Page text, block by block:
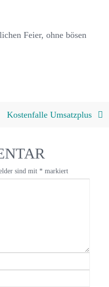
Feier, ohne bösen
Kostenfalle Umsatzplus
sind mit * markiert